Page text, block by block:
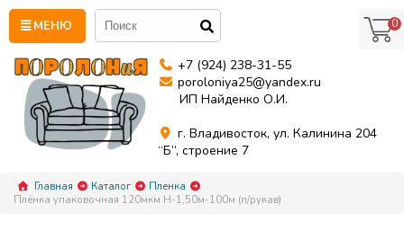
МЕНЮ
+7 (924) 238-31-55
poroloniya25@yandex.ru
ИП Найденко О.И.
г. Владивосток, ул. Калинина 204
“Б”, строение 7
0
Главная Каталог
Пленка
Плёнка упаковочная 120мкм Н-1,50м-100м (п/рукав)